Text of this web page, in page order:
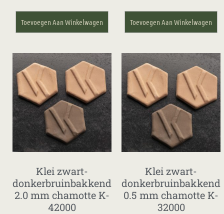
Toevoegen Aan Winkelwagen Toevoegen Aan Winkelwagen
Klei zwart-
donkerbruinbakkend
2.0 mm chamotte K-
42000
Klei zwart-
donkerbruinbakkend
0.5 mm chamotte K-
32000